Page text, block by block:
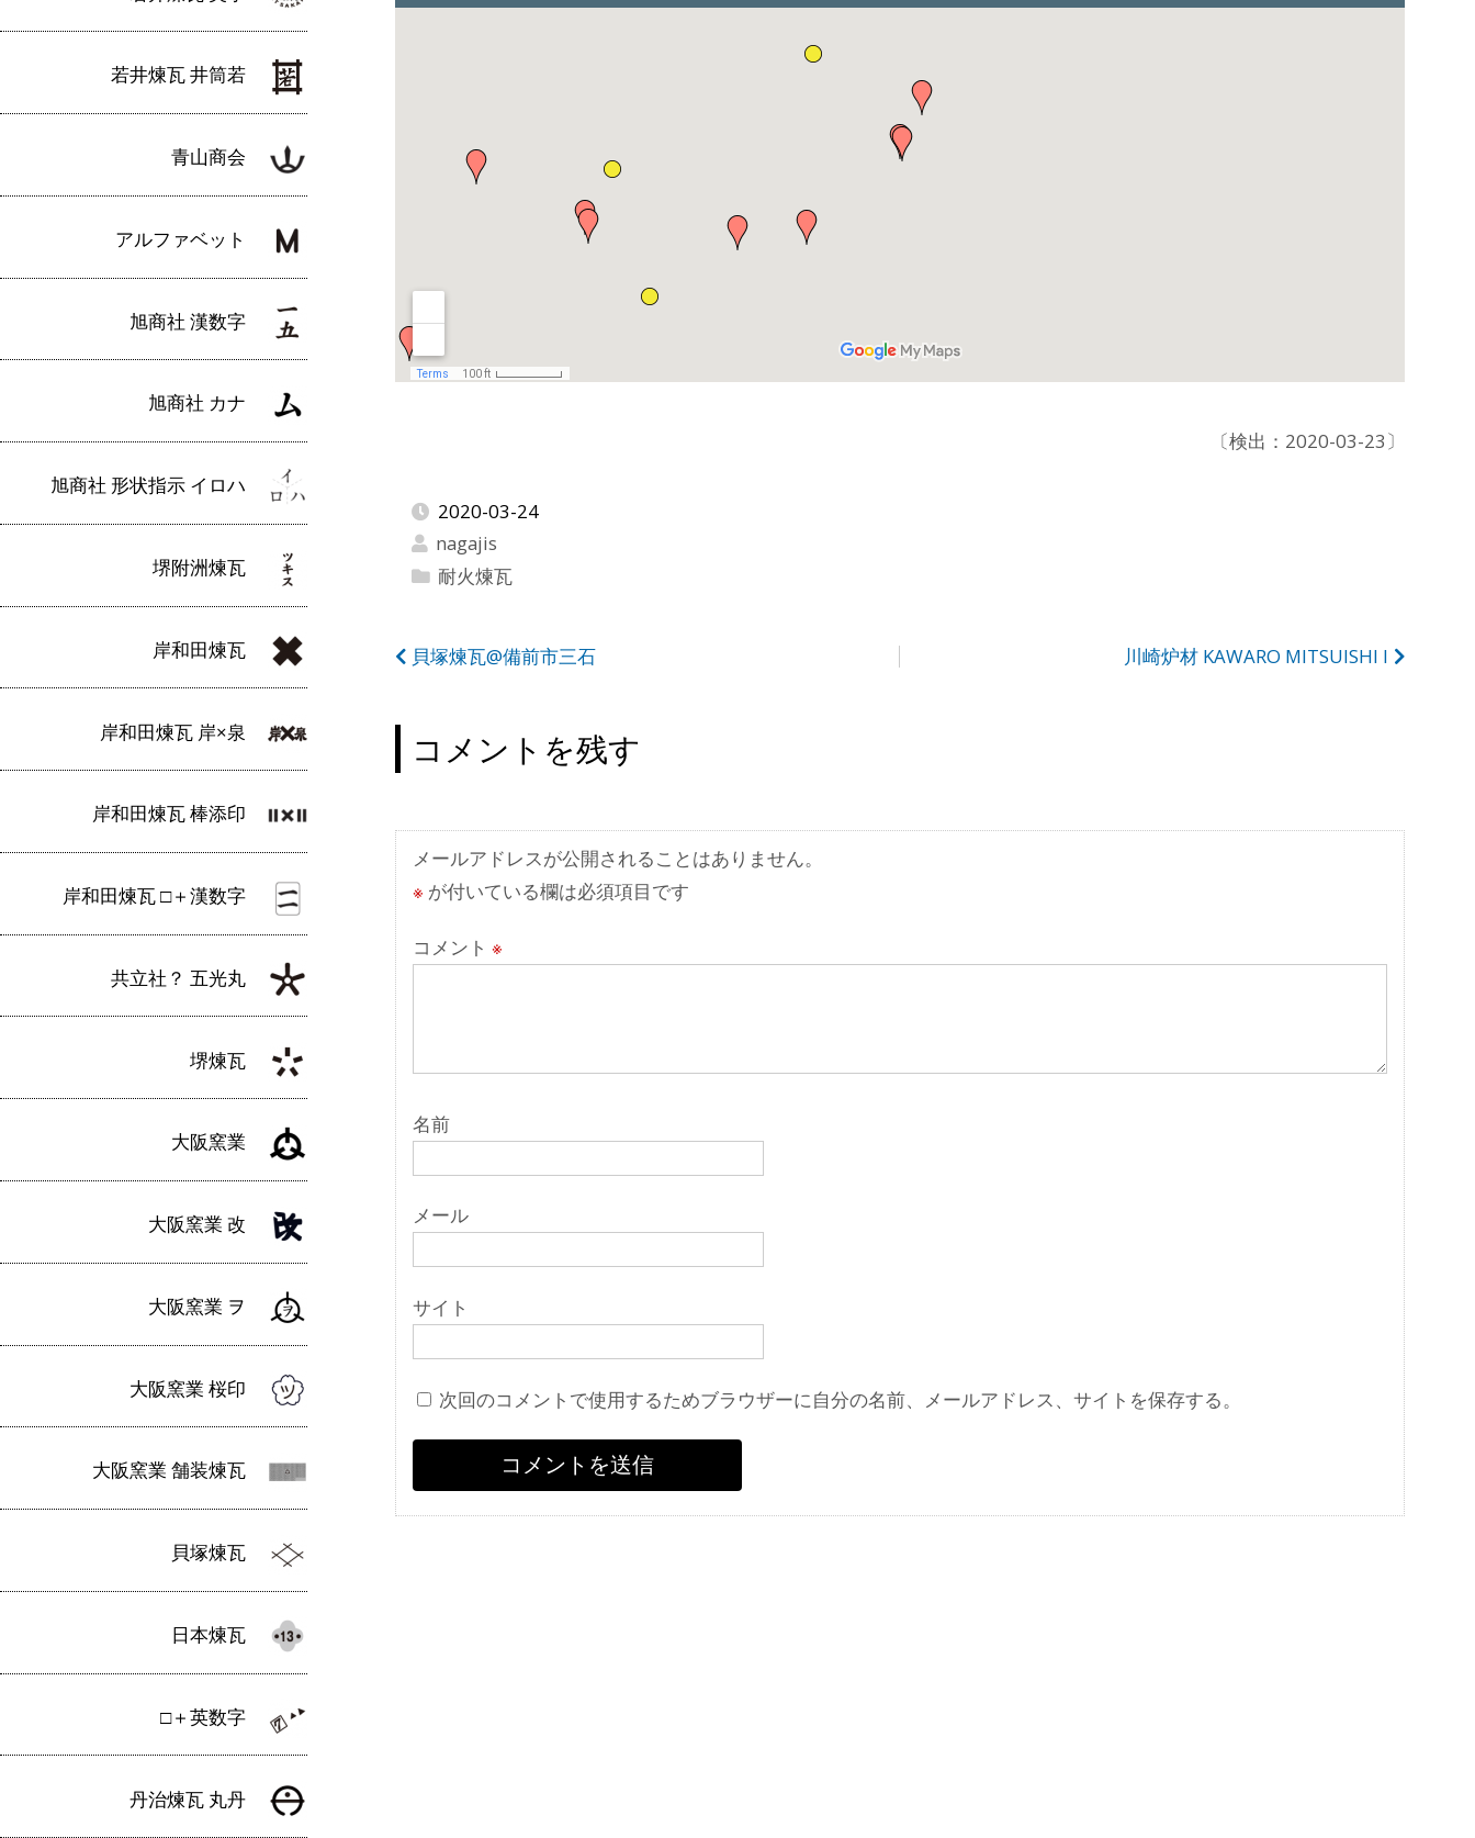
若井煉瓦 井筒若
青山商会
アルファベット
旭商社 漢数字
旭商社 カナ
旭商社 形状指示 イロハ
堺附洲煉瓦
岸和田煉瓦
岸和田煉瓦 岸×泉
岸和田煉瓦 棒添印
岸和田煉瓦 □＋漢数字
共立社？ 五光丸
堺煉瓦
大阪窯業
大阪窯業 改
大阪窯業 ヲ
大阪窯業 桜印
大阪窯業 舗装煉瓦
貝塚煉瓦
日本煉瓦
□＋英数字
丹治煉瓦 丸丹
〔検出：2020-03-23〕
2020-03-24
nagajis
耐火煉瓦
投
ナ
ビ
ゲ
ー
シ
ョ
ン
川崎炉材 KAWARO MITSUISHI I
貝塚煉瓦@備前市三石
コメントを残す
メールアドレスが公開されることはありません。
※ が付いている欄は必須項目です
コメント ※
名前
メール
サイト
次回のコメントで使用するためブラウザーに自分の名前、メールアドレス、サイトを保存する。